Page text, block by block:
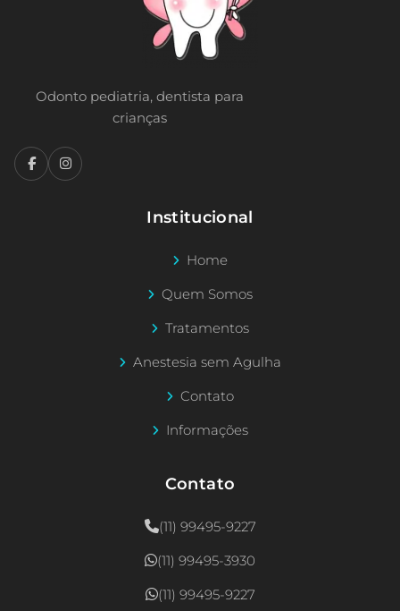
Odonto pediatria, dentista para
crianças
Institucional
Home
Quem Somos
Tratamentos
Anestesia sem Agulha
Contato
Informações
Contato
(11) 99495-9227
(11) 99495-3930
(11) 99495-9227